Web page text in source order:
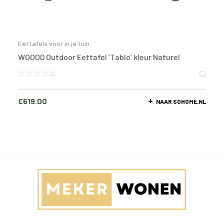
Eettafels voor in je tuin
WOOOD Outdoor Eettafel ‘Tablo’ kleur Naturel
€619.00 NAAR SOHOME.NL